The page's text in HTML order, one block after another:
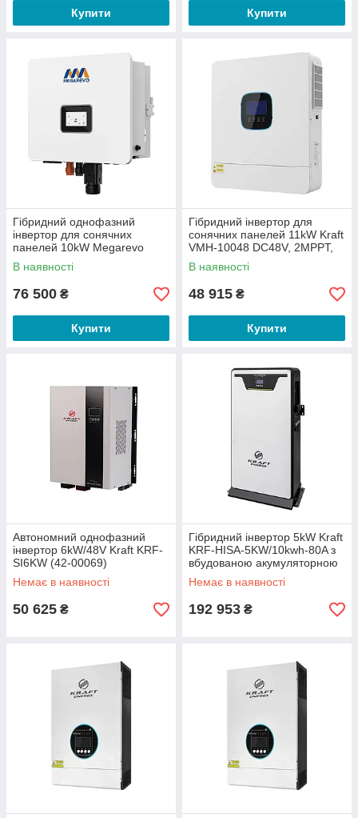
Купити Купити
Гібридний однофазний
інвертор для сонячних
панелей 10kW Megarevo
R10KL1DA-G2S 2 MPPT WiFi
(42-00239)
В наявності
76 500 ₴
Купити
Гібридний інвертор для
сонячних панелей 11kW Kraft
VMH-10048 DC48V, 2MPPT,
off-grid (42-00257)
В наявності
48 915 ₴
Купити
Автономний однофазний
інвертор 6kW/48V Kraft KRF-
SI6KW (42-00069)
Немає в наявності
50 625 ₴
Гібридний інвертор 5kW Kraft
KRF-HISA-5KW/10kwh-80A з
вбудованою акумуляторною
батареєю LiFePO4 (42-
00091)
Немає в наявності
192 953 ₴